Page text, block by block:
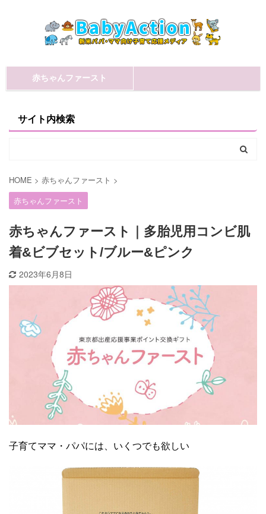
赤ちゃんファースト
サイト内検索
HOME > 赤ちゃんファースト >
赤ちゃんファースト
赤ちゃんファースト｜多胎児用コンビ肌
着&ビブセット/ブルー&ピンク
2023年6月8日
子育てママ・パパには、いくつでも欲しい